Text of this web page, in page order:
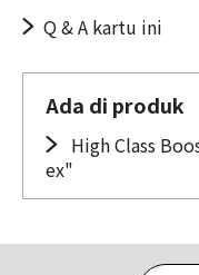
Q & A kartu ini
Ada di produk
High Class
ex"